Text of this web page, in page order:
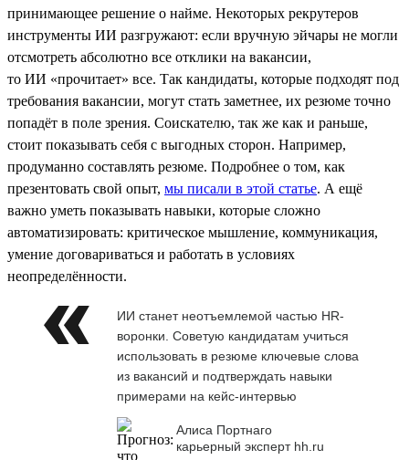
принимающее решение о найме. Некоторых рекрутеров
инструменты ИИ разгружают: если вручную эйчары не могли
отсмотреть абсолютно все отклики на вакансии,
то ИИ «прочитает» все. Так кандидаты, которые подходят под
требования вакансии, могут стать заметнее, их резюме точно
попадёт в поле зрения. Соискателю, так же как и раньше,
стоит показывать себя с выгодных сторон. Например,
продуманно составлять резюме. Подробнее о том, как
презентовать свой опыт, мы писали в этой статье. А ещё
важно уметь показывать навыки, которые сложно
автоматизировать: критическое мышление, коммуникация,
умение договариваться и работать в условиях
неопределённости.
ИИ станет неотъемлемой частью HR-
воронки. Советую кандидатам учиться
использовать в резюме ключевые слова
из вакансий и подтверждать навыки
примерами на кейс-интервью
Алиса Портнаго
карьерный эксперт hh.ru